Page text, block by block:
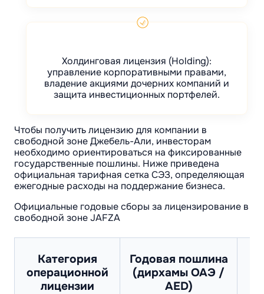
Холдинговая лицензия (Holding):
управление корпоративными правами,
владение акциями дочерних компаний и
защита инвестиционных портфелей.
Чтобы получить лицензию для компании в
свободной зоне Джебель-Али, инвесторам
необходимо ориентироваться на фиксированные
государственные пошлины. Ниже приведена
официальная тарифная сетка СЭЗ, определяющая
ежегодные расходы на поддержание бизнеса.
Официальные годовые сборы за лицензирование в
свободной зоне JAFZA
Категория
операционной
лицензии
Годовая пошлина
(дирхамы ОАЭ /
AED)